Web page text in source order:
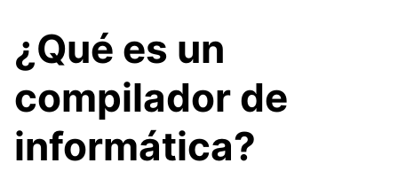
¿Qué es un
compilador de
informática?